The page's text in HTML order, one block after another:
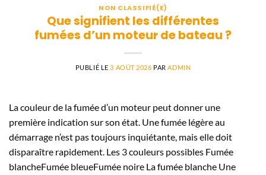
NON CLASSIFIÉ(E)
Que signifient les différentes
fumées d’un moteur de bateau ?
PUBLIÉ LE3 AOÛT 2026 PARADMIN
La couleur de la fumée d’un moteur peut donner une
première indication sur son état. Une fumée légère au
démarrage n’est pas toujours inquiétante, mais elle doit
disparaître rapidement. Les 3 couleurs possibles Fumée
blancheFumée bleueFumée noire La fumée blanche Une